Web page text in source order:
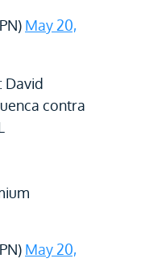
May 20,
David
contra
May 20,